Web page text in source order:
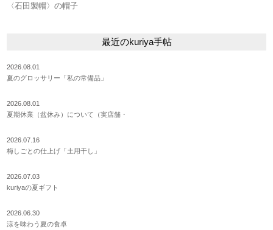
〈石田製帽〉の帽子
最近のkuriya手帖
2026.08.01
夏のグロッサリー「私の常備品」
2026.08.01
夏期休業（盆休み）について（実店舗・
2026.07.16
梅しごとの仕上げ「土用干し」
2026.07.03
kuriyaの夏ギフト
2026.06.30
涼を味わう夏の食卓